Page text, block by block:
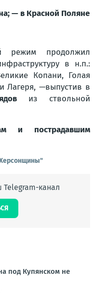
— в Красной Поляне
режим продолжил
в н.п.:
Копани, Голая
Лагеря,—выпустив в
из ствольной
и пострадавшим
канал
под Купянском не